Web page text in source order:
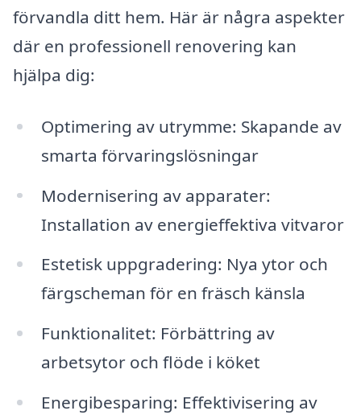
förvandla ditt hem. Här är några aspekter
där en professionell renovering kan
hjälpa dig:
Optimering av utrymme: Skapande av
smarta förvaringslösningar
Modernisering av apparater:
Installation av energieffektiva vitvaror
Estetisk uppgradering: Nya ytor och
färgscheman för en fräsch känsla
Funktionalitet: Förbättring av
arbetsytor och flöde i köket
Energibesparing: Effektivisering av